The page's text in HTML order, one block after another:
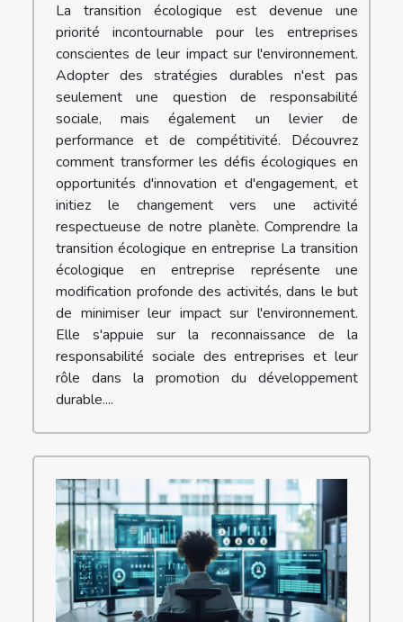
La transition écologique est devenue une
priorité incontournable pour les entreprises
conscientes de leur impact sur l'environnement.
Adopter des stratégies durables n'est pas
seulement une question de responsabilité
sociale, mais également un levier de
performance et de compétitivité. Découvrez
comment transformer les défis écologiques en
opportunités d'innovation et d'engagement, et
initiez le changement vers une activité
respectueuse de notre planète. Comprendre la
transition écologique en entreprise La transition
écologique en entreprise représente une
modification profonde des activités, dans le but
de minimiser leur impact sur l'environnement.
Elle s'appuie sur la reconnaissance de la
responsabilité sociale des entreprises et leur
rôle dans la promotion du développement
durable....